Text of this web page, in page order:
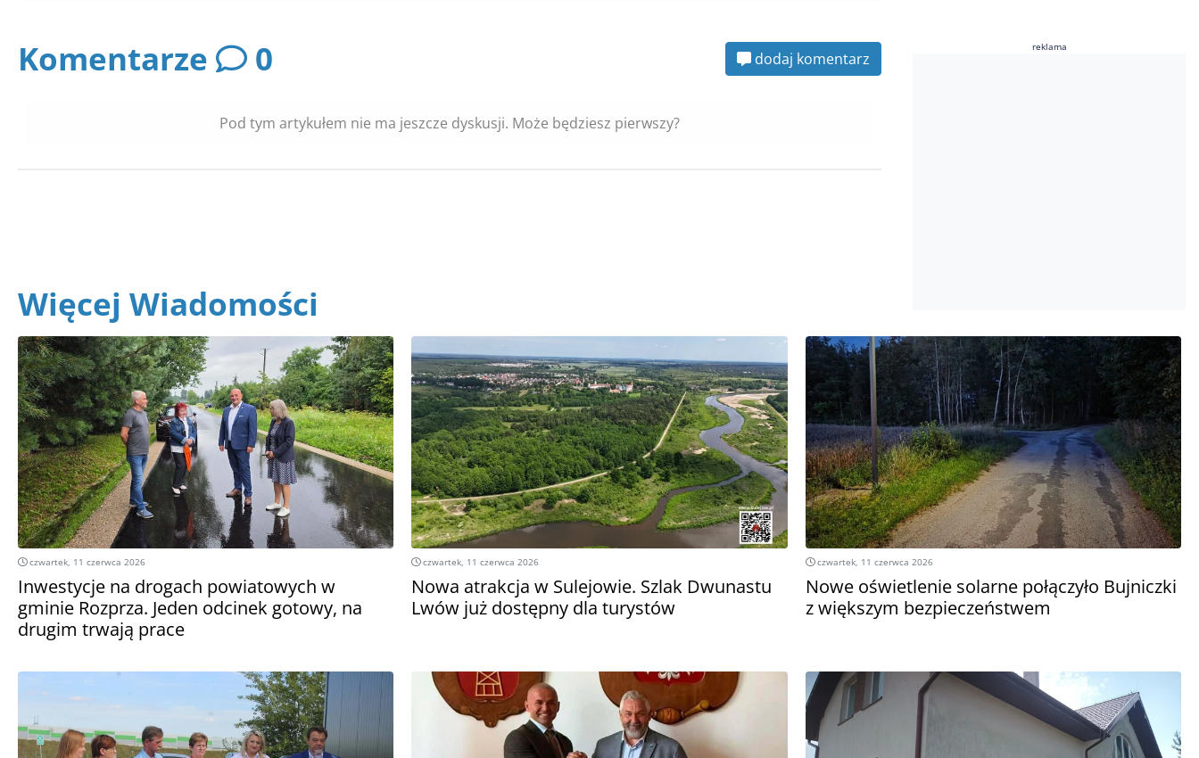
Komentarze 0 dodaj komentarz
Pod tym artykułem nie ma jeszcze dyskusji. Może będziesz pierwszy?
reklama
Więcej Wiadomości
czwartek, 11 czerwca 2026
Inwestycje na drogach powiatowych w
gminie Rozprza. Jeden odcinek gotowy, na
drugim trwają prace
czwartek, 11 czerwca 2026
Nowa atrakcja w Sulejowie. Szlak Dwunastu
Lwów już dostępny dla turystów
czwartek, 11 czerwca 2026
Nowe oświetlenie solarne połączyło Bujniczki
z większym bezpieczeństwem